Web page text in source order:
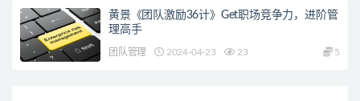
黄景《团队激励36计》Get职场竞争力，进阶管
理高手
团队管理 2024-04-23 23 5